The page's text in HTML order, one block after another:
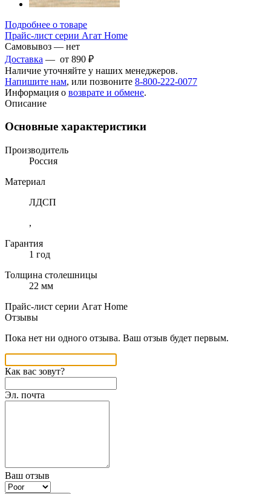
Подробнее о товаре
Прайс-лист серии Агат Home
Самовывоз — нет
Доставка — от 890 ₽
Наличие уточняйте у наших менеджеров.
Напишите нам, или позвоните 8-800-222-0077
Информация о возврате и обмене.
Описание
Основные характеристики
Производитель
Россия
Материал
ЛДСП
,
Гарантия
1 год
Толщина столешницы
22 мм
Прайс-лист серии Агат Home
Отзывы
Пока нет ни одного отзыва. Ваш отзыв будет первым.
Как вас зовут?
Эл. почта
Ваш отзыв